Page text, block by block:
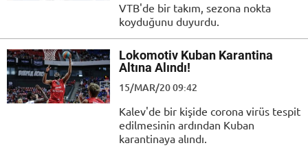
VTB'de bir takım, sezona nokta
koyduğunu duyurdu.
Lokomotiv Kuban Karantina
Altına Alındı!
15/MAR/20 09:42
Kalev'de bir kişide corona virüs tespit
edilmesinin ardından Kuban
karantinaya alındı.